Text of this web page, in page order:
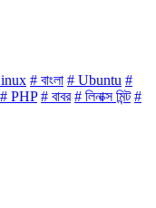
# বাংলা # Ubuntu #
# PHP # বাবর # লিনাক্স মিন্ট #